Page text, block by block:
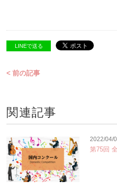
LINEで送る
< 前の記事
関連記事
2022/04/
第75回